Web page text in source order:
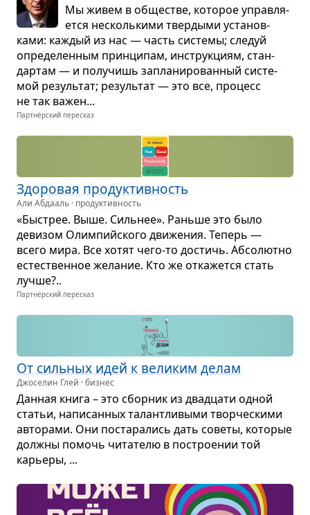
Мы живем в обще­стве, кото­рое управ­ля­
ется несколь­кими твер­дыми уста­нов­
ками: каж­дый из нас — часть системы; сле­дуй
опре­де­лен­ным прин­ци­пам, инструк­циям, стан­
дар­там — и полу­чишь запла­ни­ро­ван­ный систе­
мой резуль­тат; резуль­тат — это все, про­цесс
не так важен...
Партнёрский пересказ
Здо­ро­вая про­дук­тив­ность
Али Абдааль · продуктивность
«Быстрее. Выше. Силь­нее». Раньше это было
деви­зом Олим­пийского дви­же­ния. Теперь —
всего мира. Все хотят чего‑то достичь. Абсо­лютно
есте­ствен­ное жела­ние. Кто же отка­жется стать
лучше?..
Партнёрский пересказ
От силь­ных идей к вели­ким делам
Джоселин Глей · бизнес
Дан­ная книга – это сбор­ник из два­дцати одной
ста­тьи, напи­сан­ных талантли­выми твор­че­скими
авто­рами. Они поста­ра­лись дать советы, кото­рые
должны помочь чита­телю в постро­е­нии той
карьеры, ...